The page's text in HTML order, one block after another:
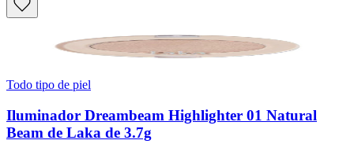
Todo tipo de piel
Iluminador Dreambeam Highlighter 01 Natural
Beam de Laka de 3.7g